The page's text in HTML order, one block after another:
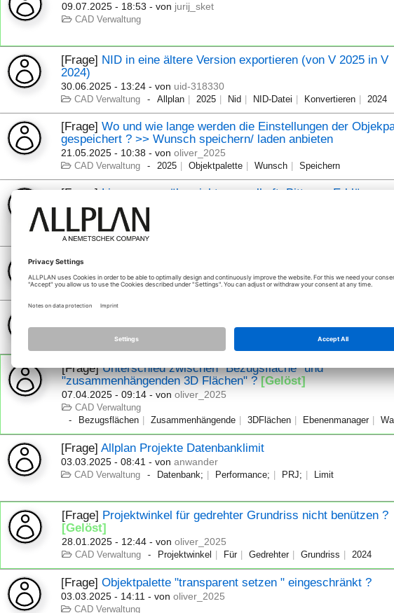
09.07.2025 - 18:53 - von jurij_sket
CAD Verwaltung
[Frage] NID in eine ältere Version exportieren (von V 2025 in V
2024)
30.06.2025 - 13:24 - von uid-318330
CAD Verwaltung Allplan 2025 Nid NID-Datei Konvertieren 2024
[Frage]Wo und wie lange werden die Einstellungen der
gespeichert ? >> Wunsch speichern/ laden anbieten
21.05.2025 - 10:38 - vonoliver_2025
CAD Verwaltung 2025 Objektpalette Wunsch Speichern
[Frage] Lizenzserverübersicht mangelhaft; Bitte um Erklärung
16.05.2025 - 11:45 - von
CAD Verwaltung
[Frage]
14.05.2025 - 13:06 - von hr_ks
CAD Verwaltung
Kundenwunsch Filter Informationstabelle wie in Excel (V.2025)
16.04.2025 - 06:16- vonoliver_2025
CAD Verwaltung Informationstabelle
[Frage]Unterschied zwischen "Bezugsfläche" und
"zusammenhängenden 3D Flächen" ? [Gelöst]
07.04.2025 - 09:14 - vonoliver_2025
CAD Verwaltung
Bezugsflächen
Zusammenhängende 3DFlächen Ebenenmanager
[Frage]Allplan Projekte Datenbanklimit
03.03.2025 - 08:41 - vonanwander
CAD Verwaltung Datenbank; Performance; PRJ; Limit
[Frage] Projektwinkel für gedrehter Grundriss nicht benützen ?
[Gelöst]
28.01.2025 - 12:44 - vonoliver_2025
CAD Verwaltung Projektwinkel Für Gedrehter Grundriss 2024
[Frage]Objektpalette "transparent setzen " eingeschränkt ?
03.03.2025 - 14:11 - vonoliver_2025
CAD Verwaltung